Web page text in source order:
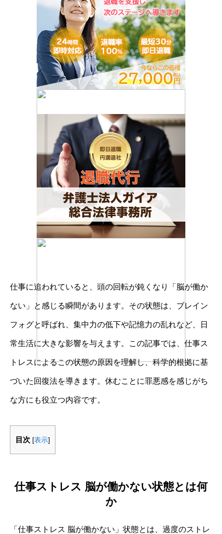
仕事に追われていると、頭の回転が鈍くなり「脳が働か
ない」と感じる瞬間があります。その状態は、ブレイン
フォグと呼ばれ、集中力の低下や記憶力の乱れなど、日
常生活に大きな影響を与えます。この記事では、仕事ス
トレスによるこの状態の原因を理解し、科学的根拠に基
づいた回復法を導きます。休むことに罪悪感を感じがち
な方にも役立つ内容です。
目次 [表示]
仕事ストレス 脳が働かない状態とは何
か
「仕事ストレス 脳が働かない」状態とは、過度のストレ